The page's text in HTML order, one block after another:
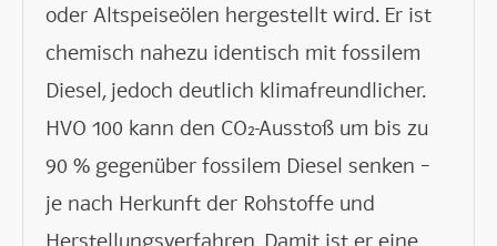
oder Altspeiseölen hergestellt wird. Er ist
chemisch nahezu identisch mit fossilem
Diesel, jedoch deutlich klimafreundlicher.
HVO 100 kann den CO₂-Ausstoß um bis zu
90 % gegenüber fossilem Diesel senken –
je nach Herkunft der Rohstoffe und